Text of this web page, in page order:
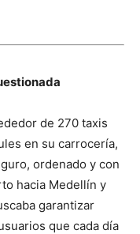
de 270 taxis
en su carrocería,
ordenado y con
hacia Medellín y
garantizar
que cada día